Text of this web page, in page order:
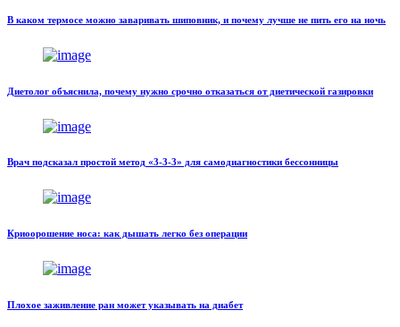
В каком термосе можно заваривать шиповник, и почему лучше не пить его на ночь
Диетолог объяснила, почему нужно срочно отказаться от диетической газировки
Врач подсказал простой метод «3-3-3» для самодиагностики бессонницы
Криоорошение носа: как дышать легко без операции
Плохое заживление ран может указывать на диабет